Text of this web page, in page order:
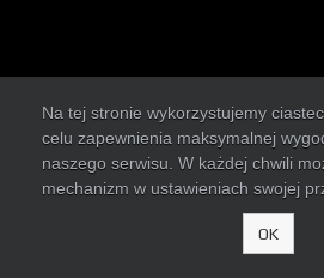
Na tej stronie wykorzystujemy
celu zapewnienia maksymalnej
naszego serwisu. W każdej chwili
mechanizm w ustawieniach swojej